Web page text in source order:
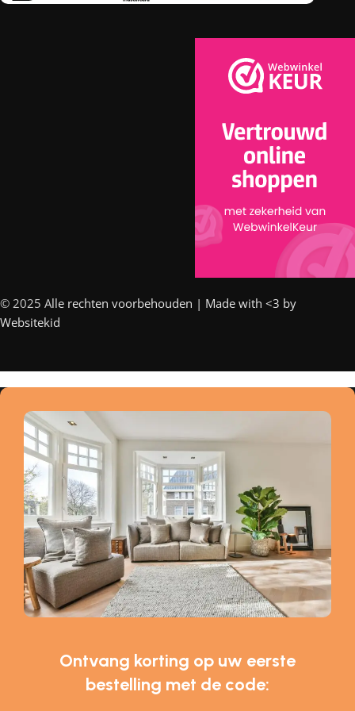
© 2025 Alle rechten voorbehouden | Made with <3 by
Websitekid
Ontvang korting op uw eerste
bestelling met de code: